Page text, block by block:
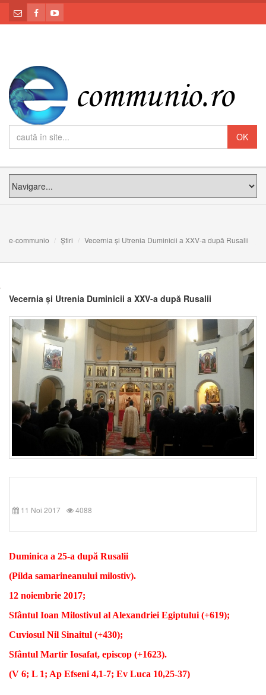
e-communio Știri Vecernia și Utrenia Duminicii a XXV-a după Rusalii
Vecernia și Utrenia Duminicii a XXV-a după Rusalii
11 Noi 2017 4088
Duminica a 25-a după Rusalii
(Pilda samarineanului milostiv).
12 noiembrie 2017;
Sfântul Ioan Milostivul al Alexandriei Egiptului (+619);
Cuviosul Nil Sinaitul (+430);
Sfântul Martir Iosafat, episcop (+1623).
(V 6; L 1; Ap Efseni 4,1-7; Ev Luca 10,25-37)